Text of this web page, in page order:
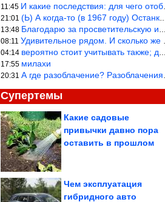
11:45 И какие последствия: для чего отобрали? или просто похвастались.
21:01 (Ь) А когда-то (в 1967 году) Останкинская телебашня была самым в
13:48 Благодарю за просветительскую информацию.
08:11 Удивительное рядом. И сколько же ещё открытий готовит Просвещень
04:14 вероятно стоит учитывать также; длительность сна сгущает кровото
17:55 милахи
20:31 А где разоблачение? Разоблачения нет — значит придётся принять к
Супертемы
Что делать, если вы
надо
Какие садовые
привычки давно пора
оставить в прошлом
Чем эксплуатация
гибридного авто